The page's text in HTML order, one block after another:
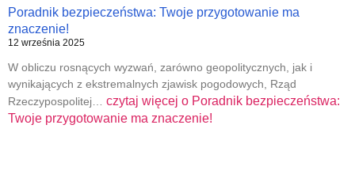
Poradnik bezpieczeństwa: Twoje przygotowanie ma
znaczenie!
12 września 2025
W obliczu rosnących wyzwań, zarówno geopolitycznych, jak i
wynikających z ekstremalnych zjawisk pogodowych, Rząd
Rzeczypospolitej… czytaj więcej o Poradnik bezpieczeństwa:
Twoje przygotowanie ma znaczenie!